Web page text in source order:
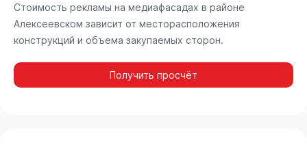
Стоимость рекламы на медиафасадах в районе
Алексеевском зависит от месторасположения
конструкций и объема закупаемых сторон.
Получить просчёт